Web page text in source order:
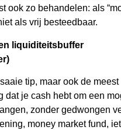
ook zo behandelen: als
als vrij besteedbaar.
liquiditeitsbuffer
tip, maar ook de meest
dat je cash hebt om een
zonder gedwongen
money market fund,